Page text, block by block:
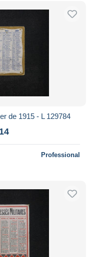
de 1915 - L 129784
Professional